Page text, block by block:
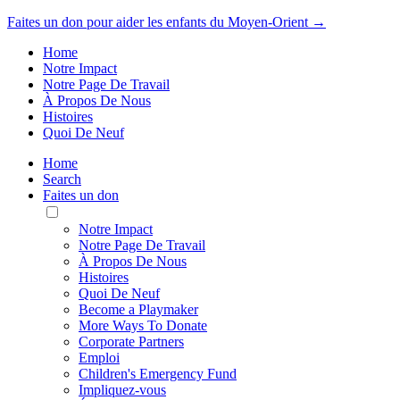
Faites un don pour aider les enfants du Moyen-Orient →
Home
Notre Impact
Notre Page De Travail
À Propos De Nous
Histoires
Quoi De Neuf
Home
Search
Faites un don
Toggle
Mobile
Menu
Notre Impact
Notre Page De Travail
À Propos De Nous
Histoires
Quoi De Neuf
Become a Playmaker
More Ways To Donate
Corporate Partners
Emploi
Children's Emergency Fund
Impliquez-vous